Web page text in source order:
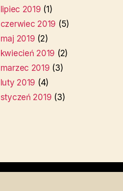
lipiec 2019 (1)
czerwiec 2019 (5)
maj 2019 (2)
kwiecień 2019 (2)
marzec 2019 (3)
luty 2019 (4)
styczeń 2019 (3)